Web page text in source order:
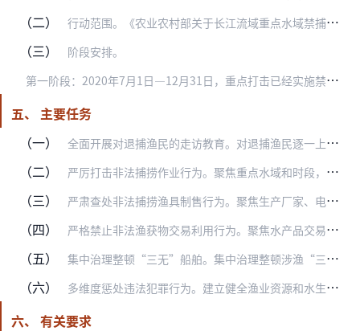
（二） 行动范围。《农业农村部关于长江流域重点水域禁捕范围和时间的通告》（农业农村部通告〔2019〕4号）所明确的水生生物保护区、长江干流和重要支流、大型通江湖泊，以及…
（三） 阶段安排。
第
一阶段：2020年7月1日—12月31日，重点打击已经实施禁捕水域的非法捕捞违法犯罪活动，重点整治非法运销捕捞器具、渔获物的窝点。
五、 主要任务
（一）
全面开展对退捕渔民的走访教育。对退捕渔民逐一上门走访，开展长江流域禁渔政策的法制宣传教育，动员督促其主动上缴捕捞工具，并逐项登记造册、签订承诺书。实行有奖举报制…
（二） 严厉打击非法捕捞作业行为。聚焦重点水域和时段，依法严厉打击查处“电毒炸”、“绝户网”等非法作业方式，非法捕捞和经营利用中华鲟、长江鲟、江豚等国家重点保护水生野生…
（三） 严肃查处非法捕捞渔具制售行为。聚焦生产厂家、电商平台、渔具销售店铺等市场主体，依法严厉打击制造和销售“电毒炸”工具、非法网具、禁用渔具以及发布相关非法信息等违法…
（四） 严格禁止非法渔获物交易利用行为。聚焦水产品交易市场、餐饮场所等市场主体，依法依规严厉打击收购、加工、销售、利用非法渔获物等行为。加强禁捕水域周边区域管理，禁止非…
（五） 集中治理整顿“三无”船舶。集中治理整顿涉渔“三无”船舶和大马力快艇。对查获的“三无”船舶，要完善移交处置流程，设置集中扣船点，依法进行没收、拆解、处置，并追查非…
（六） 多维度惩处违法犯罪行为。建立健全渔业资源和水生生物鉴定及损害评估机制，依法追究违法犯罪行为人的渔业资源及生态环境损害赔偿责任，探索实施行业禁入惩戒制度。综合运用…
六、 有关要求